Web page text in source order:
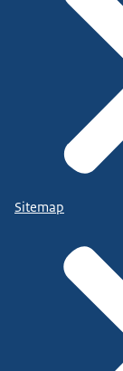
Sitemap